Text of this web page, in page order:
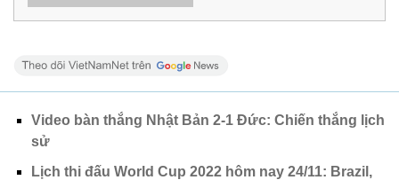
Video bàn thắng Nhật Bản 2-1 Đức: Chiến thắng lịch
sử
Lịch thi đấu World Cup 2022 hôm nay 24/11: Brazil,